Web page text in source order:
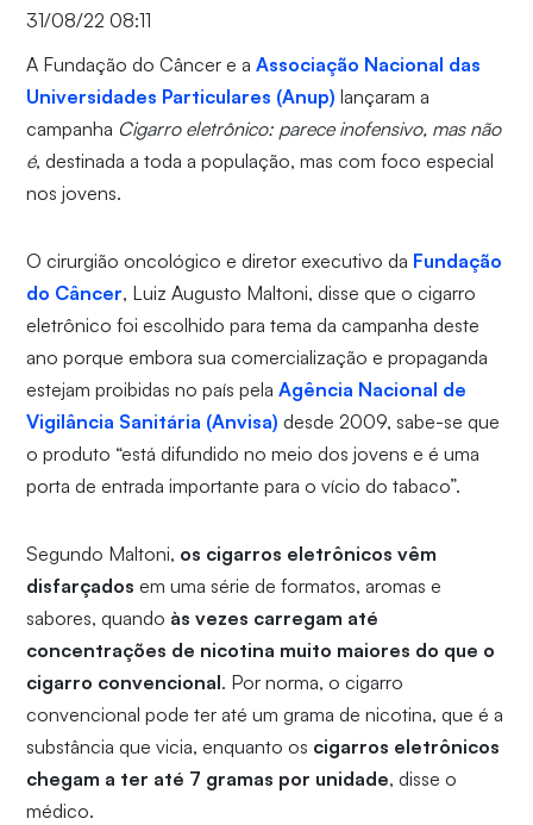
31/08/22 08:11
A Fundação do Câncer e aAssociação Nacional das
Universidades Particulares (Anup) lançaram a
campanha Cigarro eletrônico: parece inofensivo, mas não
é, destinada a toda a população, mas com foco especial
nos jovens.
O cirurgião oncológico e diretor executivo da Fundação
do Câncer, Luiz Augusto Maltoni, disse que o cigarro
eletrônico foi escolhido para tema da campanha deste
ano porque embora sua comercialização e propaganda
estejam proibidas no país pelaAgência Nacional de
Vigilância Sanitária (Anvisa) desde 2009, sabe-se que
o produto “está difundido no meio dos jovens e é uma
porta de entrada importante para o vício do tabaco”.
Segundo Maltoni, os cigarros eletrônicos vêm
disfarçados em uma série de formatos, aromas e
sabores, quando às vezes carregam até
concentrações de nicotina muito maiores do que o
cigarro convencional. Por norma, o cigarro
convencional pode ter até um grama de nicotina, que é a
substância que vicia, enquanto os cigarros eletrônicos
chegam a ter até 7 gramas por unidade, disse o
médico.